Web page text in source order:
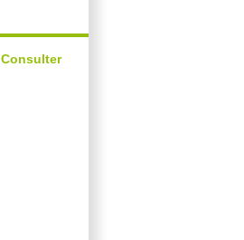
Consulter